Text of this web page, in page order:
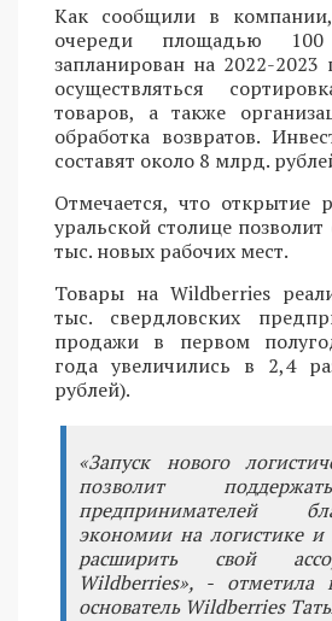
Как сообщили в
очереди площадью
запланирован на 2022-
осуществляться
товаров, а также
обработка возвратов.
составят около 8 млрд.
Отмечается, что открытие
уральской столице
тыс. новых рабочих мест.
Товары на Wildberries
тыс. свердловских
продажи в первом
года увеличились в 2,4
рублей).
«Запуск нового
позволит
предпринимателей
экономии на логистике
расширить свой
Wildberries», - отметила
основатель Wildberries